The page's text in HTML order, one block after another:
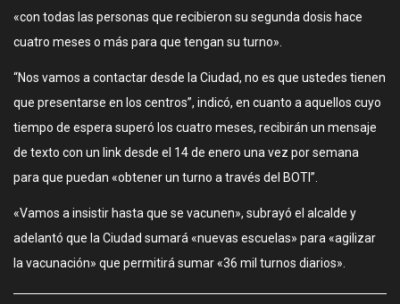
«con todas las personas que recibieron su segunda dosis hace
cuatro meses o más para que tengan su turno».
“Nos vamos a contactar desde la Ciudad, no es que ustedes tienen
que presentarse en los centros”, indicó, en cuanto a aquellos cuyo
tiempo de espera superó los cuatro meses, recibirán un mensaje
de texto con un link desde el 14 de enero una vez por semana
para que puedan «obtener un turno a través del BOTI”.
«Vamos a insistir hasta que se vacunen», subrayó el alcalde y
adelantó que la Ciudad sumará «nuevas escuelas» para «agilizar
la vacunación» que permitirá sumar «36 mil turnos diarios».